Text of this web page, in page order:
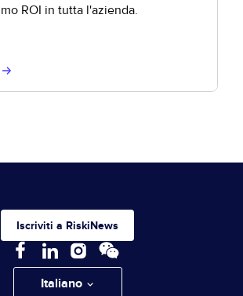
ROI in tutta l'azienda.
Iscriviti a RiskiNews
Italiano